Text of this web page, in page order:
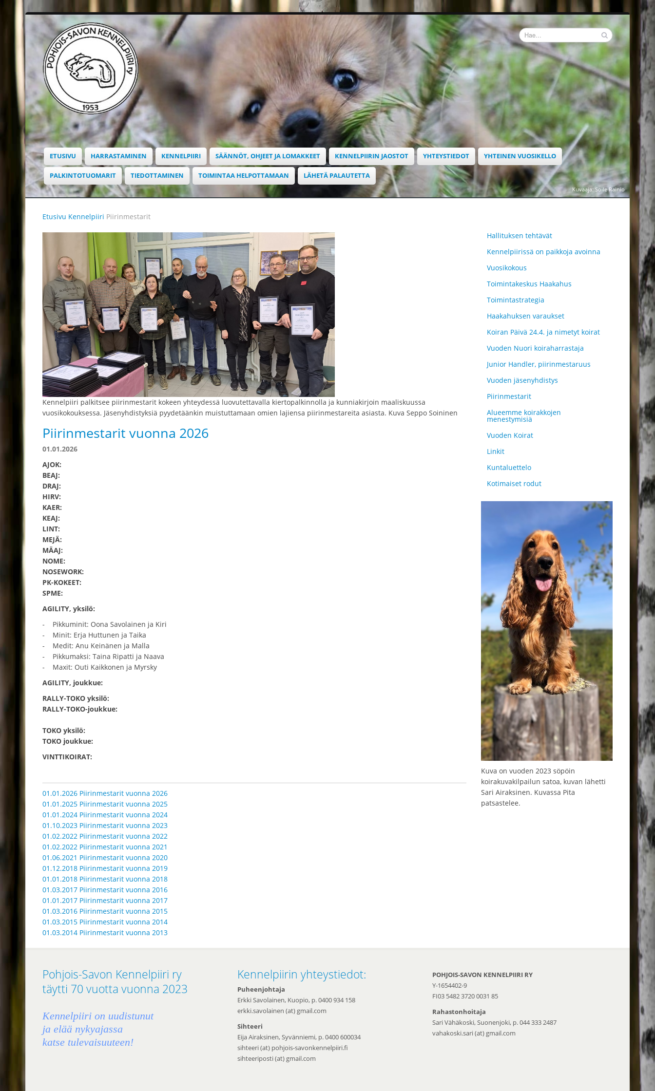
Kuvaaja: Soile Rainio
ETUSIVU HARRASTAMINEN KENNELPIIRI SÄÄNNÖT, OHJEET JA LOMAKKEET KENNELPIIRIN JAOSTOT YHTEYSTIEDOT YHTEINEN VUOSIKELLO
PALKINTOTUOMARIT TIEDOTTAMINEN TOIMINTAA HELPOTTAMAAN LÄHETÄ PALAUTETTA
Etusivu Kennelpiiri Piirinmestarit
Kennelpiiri palkitsee piirinmestarit kokeen yhteydessä luovutettavalla kiertopalkinnolla ja kunniakirjoin maaliskuussa
vuosikokouksessa. Jäsenyhdistyksiä pyydetäänkin muistuttamaan omien lajiensa piirinmestareita asiasta. Kuva Seppo Soininen
Piirinmestarit vuonna 2026
01.01.2026
AJOK:
BEAJ:
DRAJ:
HIRV:
KAER:
KEAJ:
LINT:
MEJÄ:
MÄAJ:
NOME:
NOSEWORK:
PK-KOKEET:
SPME:
AGILITY, yksilö:
- Pikkuminit: Oona Savolainen ja Kiri
- Minit: Erja Huttunen ja Taika
- Medit: Anu Keinänen ja Malla
- Pikkumaksi: Taina Ripatti ja Naava
- Maxit: Outi Kaikkonen ja Myrsky
AGILITY, joukkue:
RALLY-TOKO yksilö:
RALLY-TOKO-joukkue:
TOKO yksilö:
TOKO joukkue:
VINTTIKOIRAT:
01.01.2026 Piirinmestarit vuonna 2026
01.01.2025 Piirinmestarit vuonna 2025
01.01.2024 Piirinmestarit vuonna 2024
01.10.2023 Piirinmestarit vuonna 2023
01.02.2022 Piirinmestarit vuonna 2022
01.02.2022 Piirinmestarit vuonna 2021
01.06.2021 Piirinmestarit vuonna 2020
01.12.2018 Piirinmestarit vuonna 2019
01.01.2018 Piirinmestarit vuonna 2018
01.03.2017 Piirinmestarit vuonna 2016
01.01.2017 Piirinmestarit vuonna 2017
01.03.2016 Piirinmestarit vuonna 2015
01.03.2015 Piirinmestarit vuonna 2014
01.03.2014 Piirinmestarit vuonna 2013
Hallituksen tehtävät
Kennelpiirissä on paikkoja avoinna
Vuosikokous
Toimintakeskus Haakahus
Toimintastrategia
Haakahuksen varaukset
Koiran Päivä 24.4. ja nimetyt koirat
Vuoden Nuori koiraharrastaja
Junior Handler, piirinmestaruus
Vuoden jäsenyhdistys
Piirinmestarit
Alueemme koirakkojen
menestymisiä
Vuoden Koirat
Linkit
Kuntaluettelo
Kotimaiset rodut
Kuva on vuoden 2023 söpöin
koirakuvakilpailun satoa, kuvan lähetti
Sari Airaksinen. Kuvassa Pita
patsastelee.
Pohjois-Savon Kennelpiiri ry
täytti 70 vuotta vuonna 2023
Kennelpiiri on uudistunut
ja elää nykyajassa
katse tulevaisuuteen!
Kennelpiirin yhteystiedot:
Puheenjohtaja
Erkki Savolainen, Kuopio, p. 0400 934 158
erkki.savolainen (at) gmail.com
Sihteeri
Eija Airaksinen, Syvänniemi, p. 0400 600034
sihteeri (at) pohjois-savonkennelpiiri.fi
sihteeriposti (at) gmail.com
POHJOIS-SAVON KENNELPIIRI RY
Y-1654402-9
FI03 5482 3720 0031 85
Rahastonhoitaja
Sari Vähäkoski, Suonenjoki, p. 044 333 2487
vahakoski.sari (at) gmail.com